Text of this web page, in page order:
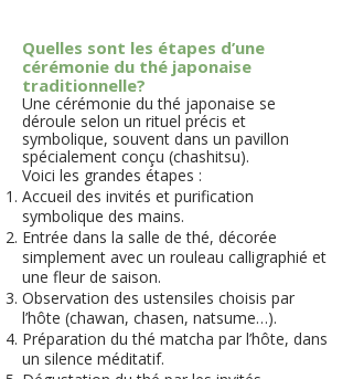
Quelles sont les étapes d’une
cérémonie du thé japonaise
traditionnelle?
Une cérémonie du thé japonaise se
déroule selon un rituel précis et
symbolique, souvent dans un pavillon
spécialement conçu (chashitsu).
Voici les grandes étapes :
Accueil des invités et purification
symbolique des mains.
Entrée dans la salle de thé, décorée
simplement avec un rouleau calligraphié et
une fleur de saison.
Observation des ustensiles choisis par
l’hôte (chawan, chasen, natsume…).
Préparation du thé matcha par l’hôte, dans
un silence méditatif.